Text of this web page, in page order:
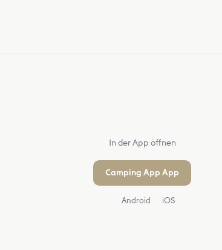
In der App öffnen
Camping App App
Android iOS